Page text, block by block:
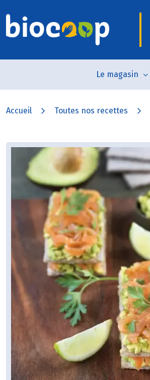
Le magasin
Accueil Toutes nos recettes